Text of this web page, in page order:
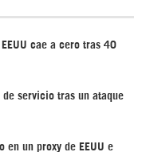
cae a cero tras 40
de servicio tras un ataque
en un proxy de EEUU e